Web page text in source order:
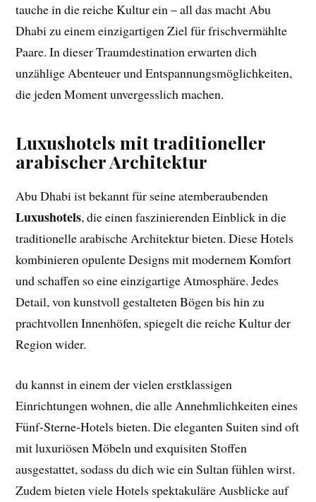
tauche in die reiche Kultur ein – all das macht Abu
Dhabi zu einem einzigartigen Ziel für frischvermählte
Paare. In dieser Traumdestination erwarten dich
unzählige Abenteuer und Entspannungsmöglichkeiten,
die jeden Moment unvergesslich machen.
Luxushotels mit traditioneller
arabischer Architektur
Abu Dhabi ist bekannt für seine atemberaubenden
Luxushotels, die einen faszinierenden Einblick in die
traditionelle arabische Architektur bieten. Diese Hotels
kombinieren opulente Designs mit modernem Komfort
und schaffen so eine einzigartige Atmosphäre. Jedes
Detail, von kunstvoll gestalteten Bögen bis hin zu
prachtvollen Innenhöfen, spiegelt die reiche Kultur der
Region wider.
du kannst in einem der vielen erstklassigen
Einrichtungen wohnen, die alle Annehmlichkeiten eines
Fünf-Sterne-Hotels bieten. Die eleganten Suiten sind oft
mit luxuriösen Möbeln und exquisiten Stoffen
ausgestattet, sodass du dich wie ein Sultan fühlen wirst.
Zudem bieten viele Hotels spektakuläre Ausblicke auf